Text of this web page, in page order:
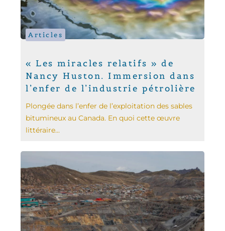
Articles
« Les miracles relatifs » de
Nancy Huston. Immersion dans
l’enfer de l’industrie pétrolière
Plongée dans l’enfer de l’exploitation des sables
bitumineux au Canada. En quoi cette œuvre
littéraire...